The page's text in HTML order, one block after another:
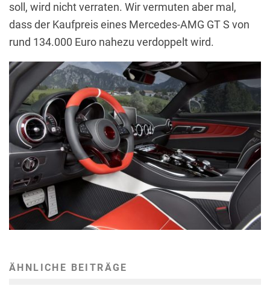
soll, wird nicht verraten. Wir vermuten aber mal,
dass der Kaufpreis eines Mercedes-AMG GT S von
rund 134.000 Euro nahezu verdoppelt wird.
ÄHNLICHE BEITRÄGE